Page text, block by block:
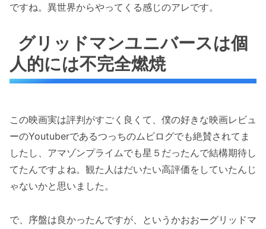
ですね。異世界からやってくる感じのアレです。
グリッドマンユニバースは個
人的には不完全燃焼
この映画実は評判がすごく良くて、僕の好きな映画レビュ
ーのYoutuberであるつっちのムビログでも絶賛されてま
したし、アマゾンプライムでも星５だったんで結構期待し
てたんですよね。観た人はだいたい高評価をしていたんじ
ゃないかと思いました。
で、序盤は良かったんですが、というかおおーグリッドマ